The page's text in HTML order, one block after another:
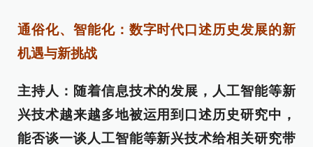
通俗化、智能化：数字时代口述历史发展的新
机遇与新挑战
主持人：随着信息技术的发展，人工智能等新
兴技术越来越多地被运用到口述历史研究中，
能否谈一谈人工智能等新兴技术给相关研究带